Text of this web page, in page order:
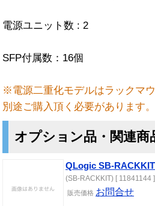
電源ユニット数 : 2
SFP付属数：16個
※電源二重化モデルはラックマ
別途ご購入頂く必要があります。
オプション品・関連商
QLogic SB-RACKKIT
(SB-RACKKIT) [ 11841144 ]
販売価格 お問合せ